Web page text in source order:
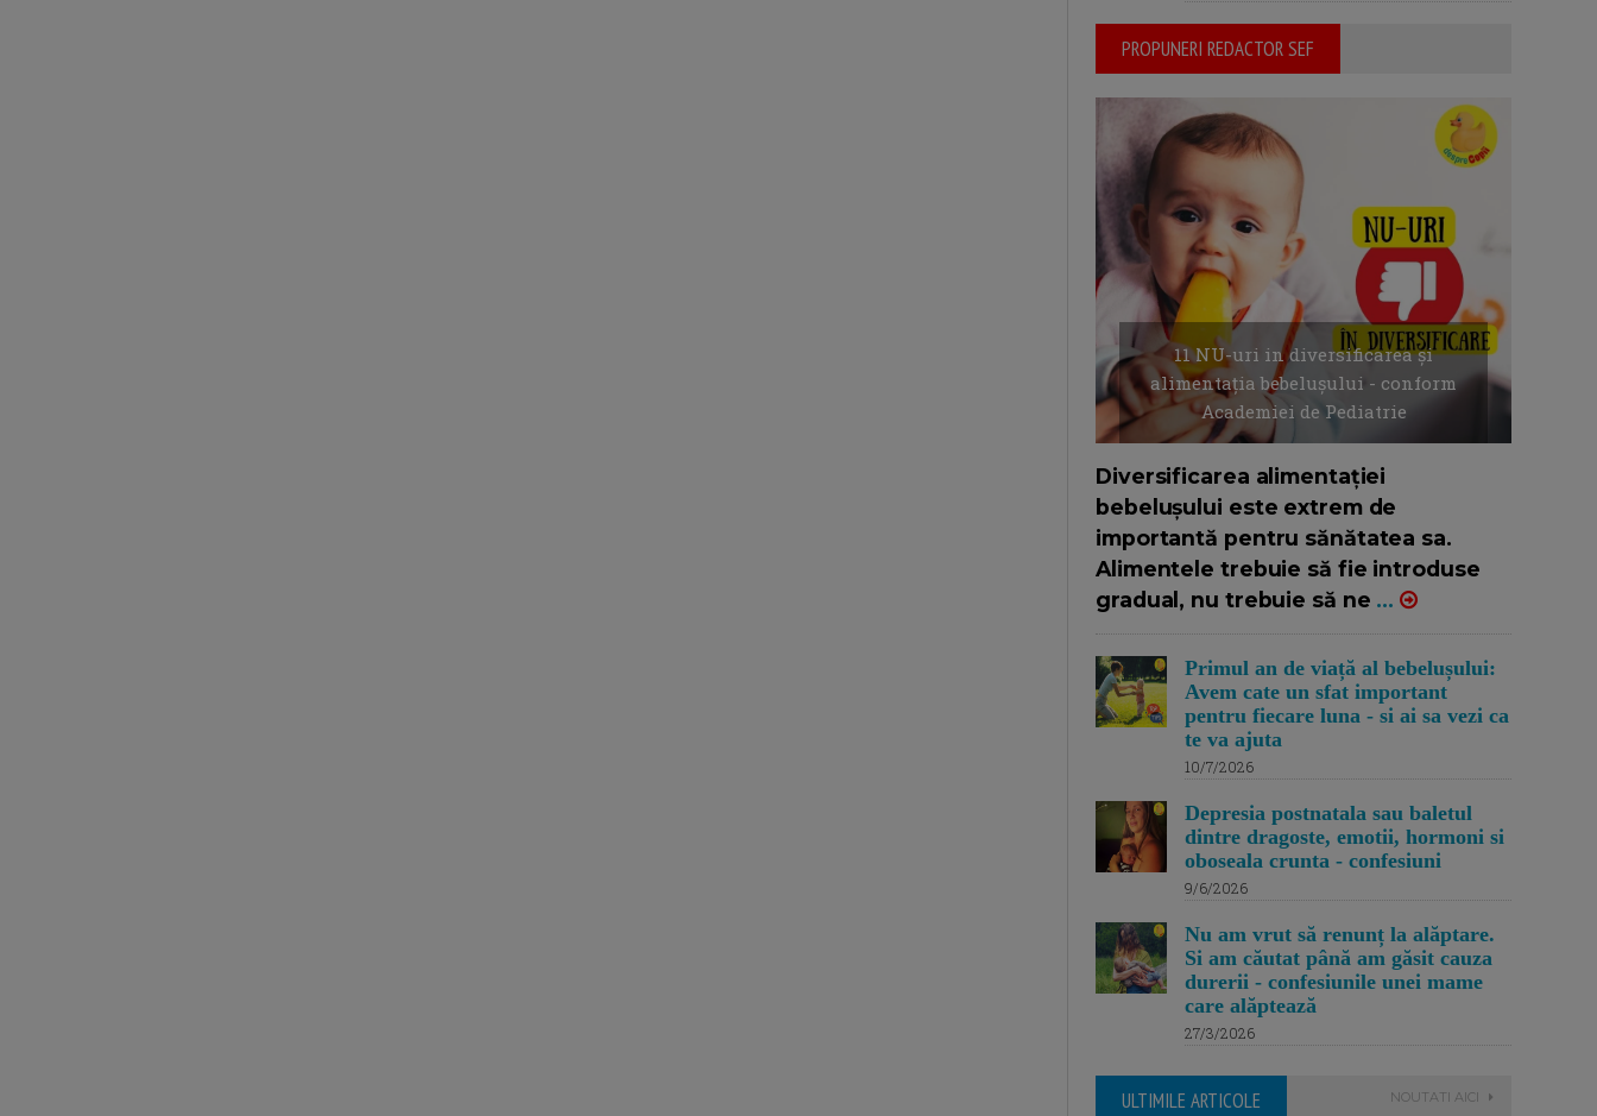
PROPUNERI REDACTOR SEF
11 NU-uri in diversificarea și
alimentația bebelușului - conform
Academiei de Pediatrie
Diversificarea alimentației
bebelușului este extrem de
importantă pentru sănătatea sa.
Alimentele trebuie să fie introduse
gradual, nu trebuie să ne ...
Primul an de viață al bebelușului:
Avem cate un sfat important
pentru fiecare luna - si ai sa vezi ca
te va ajuta
10/7/2026
Depresia postnatala sau baletul
dintre dragoste, emotii, hormoni si
oboseala crunta - confesiuni
9/6/2026
Nu am vrut să renunț la alăptare.
Si am căutat până am găsit cauza
durerii - confesiunile unei mame
care alăptează
27/3/2026
ULTIMILE ARTICOLE NOUTATI AICI